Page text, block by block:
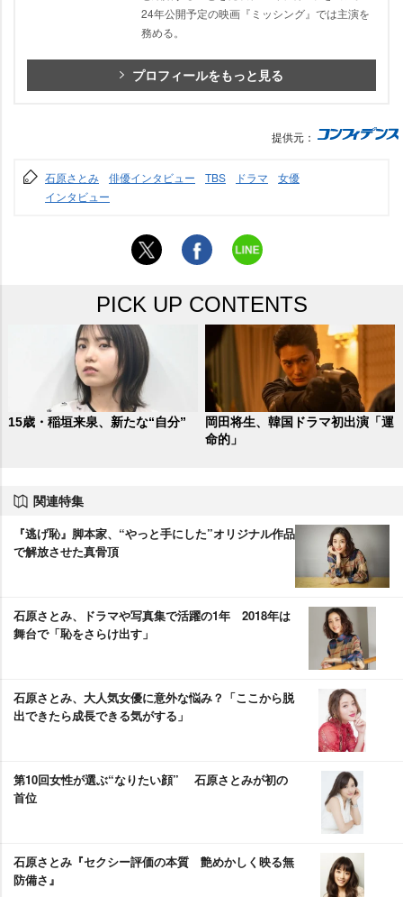
24年公開予定の映画『ミッシング』では主演を
務める。
プロフィールをもっと見る
提供元：
石原さとみ 俳優インタビュー TBS ドラマ
女優
インタビュー
PICK UP CONTENTS
15歳・稲垣来泉、新たな“自分”
岡田将生、韓国ドラマ初出演「運
命的」
関連特集
『逃げ恥』脚本家、“やっと手にした”オリジナル作品
で解放させた真骨頂
石原さとみ、ドラマや写真集で活躍の1年 2018年は
舞台で「恥をさらけ出す」
石原さとみ、大人気女優に意外な悩み？「ここから脱
出できたら成長できる気がする」
第10回女性が選ぶ“なりたい顔” 石原さとみが初の
首位
石原さとみ『セクシー評価の本質 艶めかしく映る無
防備さ』